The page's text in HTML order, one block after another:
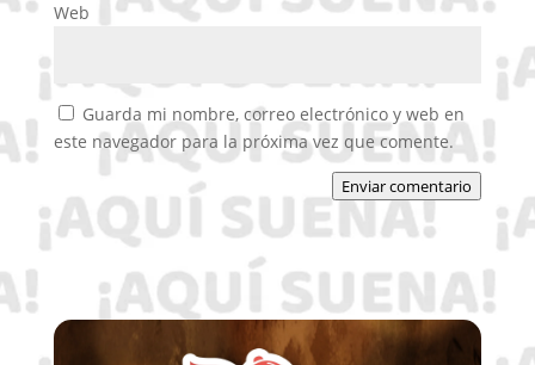
Web
Guarda mi nombre, correo electrónico y web en
este navegador para la próxima vez que comente.
Enviar comentario